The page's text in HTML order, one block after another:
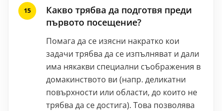
Какво трябва да подготвя преди
първото посещение?
Помага да се изясни накратко кои
задачи трябва да се изпълняват и дали
има някакви специални съображения в
домакинството ви (напр. деликатни
повърхности или области, до които не
трябва да се достига). Това позволява